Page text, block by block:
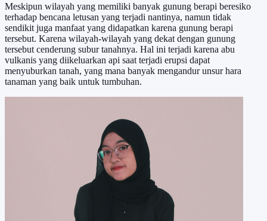
Meskipun wilayah yang memiliki banyak gunung berapi beresiko
terhadap bencana letusan yang terjadi nantinya, namun tidak
sendikit juga manfaat yang didapatkan karena gunung berapi
tersebut. Karena wilayah-wilayah yang dekat dengan gunung
tersebut cenderung subur tanahnya. Hal ini terjadi karena abu
vulkanis yang diikeluarkan api saat terjadi erupsi dapat
menyuburkan tanah, yang mana banyak mengandur unsur hara
tanaman yang baik untuk tumbuhan.